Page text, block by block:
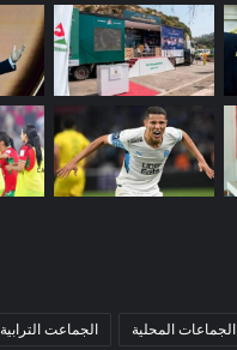
الجماعات المحلية الجماعت الترابية